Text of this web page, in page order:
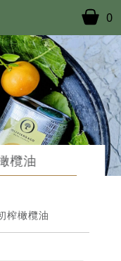
0
欖油
榨橄欖油